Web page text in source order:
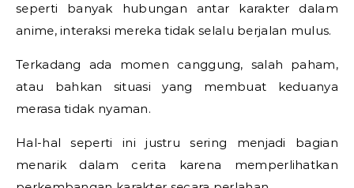
seperti banyak hubungan antar karakter dalam
anime, interaksi mereka tidak selalu berjalan mulus.
Terkadang ada momen canggung, salah paham,
atau bahkan situasi yang membuat keduanya
merasa tidak nyaman.
Hal-hal seperti ini justru sering menjadi bagian
menarik dalam cerita karena memperlihatkan